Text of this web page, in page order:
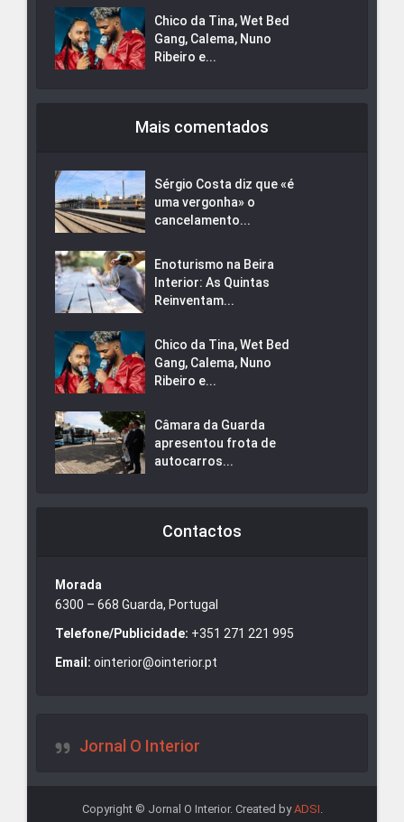
Chico da Tina, Wet Bed
Gang, Calema, Nuno
Ribeiro e...
Mais comentados
Sérgio Costa diz que «é
uma vergonha» o
cancelamento...
Enoturismo na Beira
Interior: As Quintas
Reinventam...
Chico da Tina, Wet Bed
Gang, Calema, Nuno
Ribeiro e...
Câmara da Guarda
apresentou frota de
autocarros...
Contactos
Morada
6300 – 668 Guarda, Portugal
Telefone/Publicidade: +351 271 221 995
Email: ointerior@ointerior.pt
Jornal O Interior
Copyright © Jornal O Interior. Created byADSI